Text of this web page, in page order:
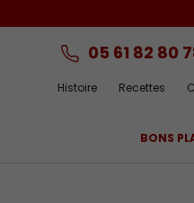
Aller au contenu
05 61 82 80
Histoire Recettes
BONS